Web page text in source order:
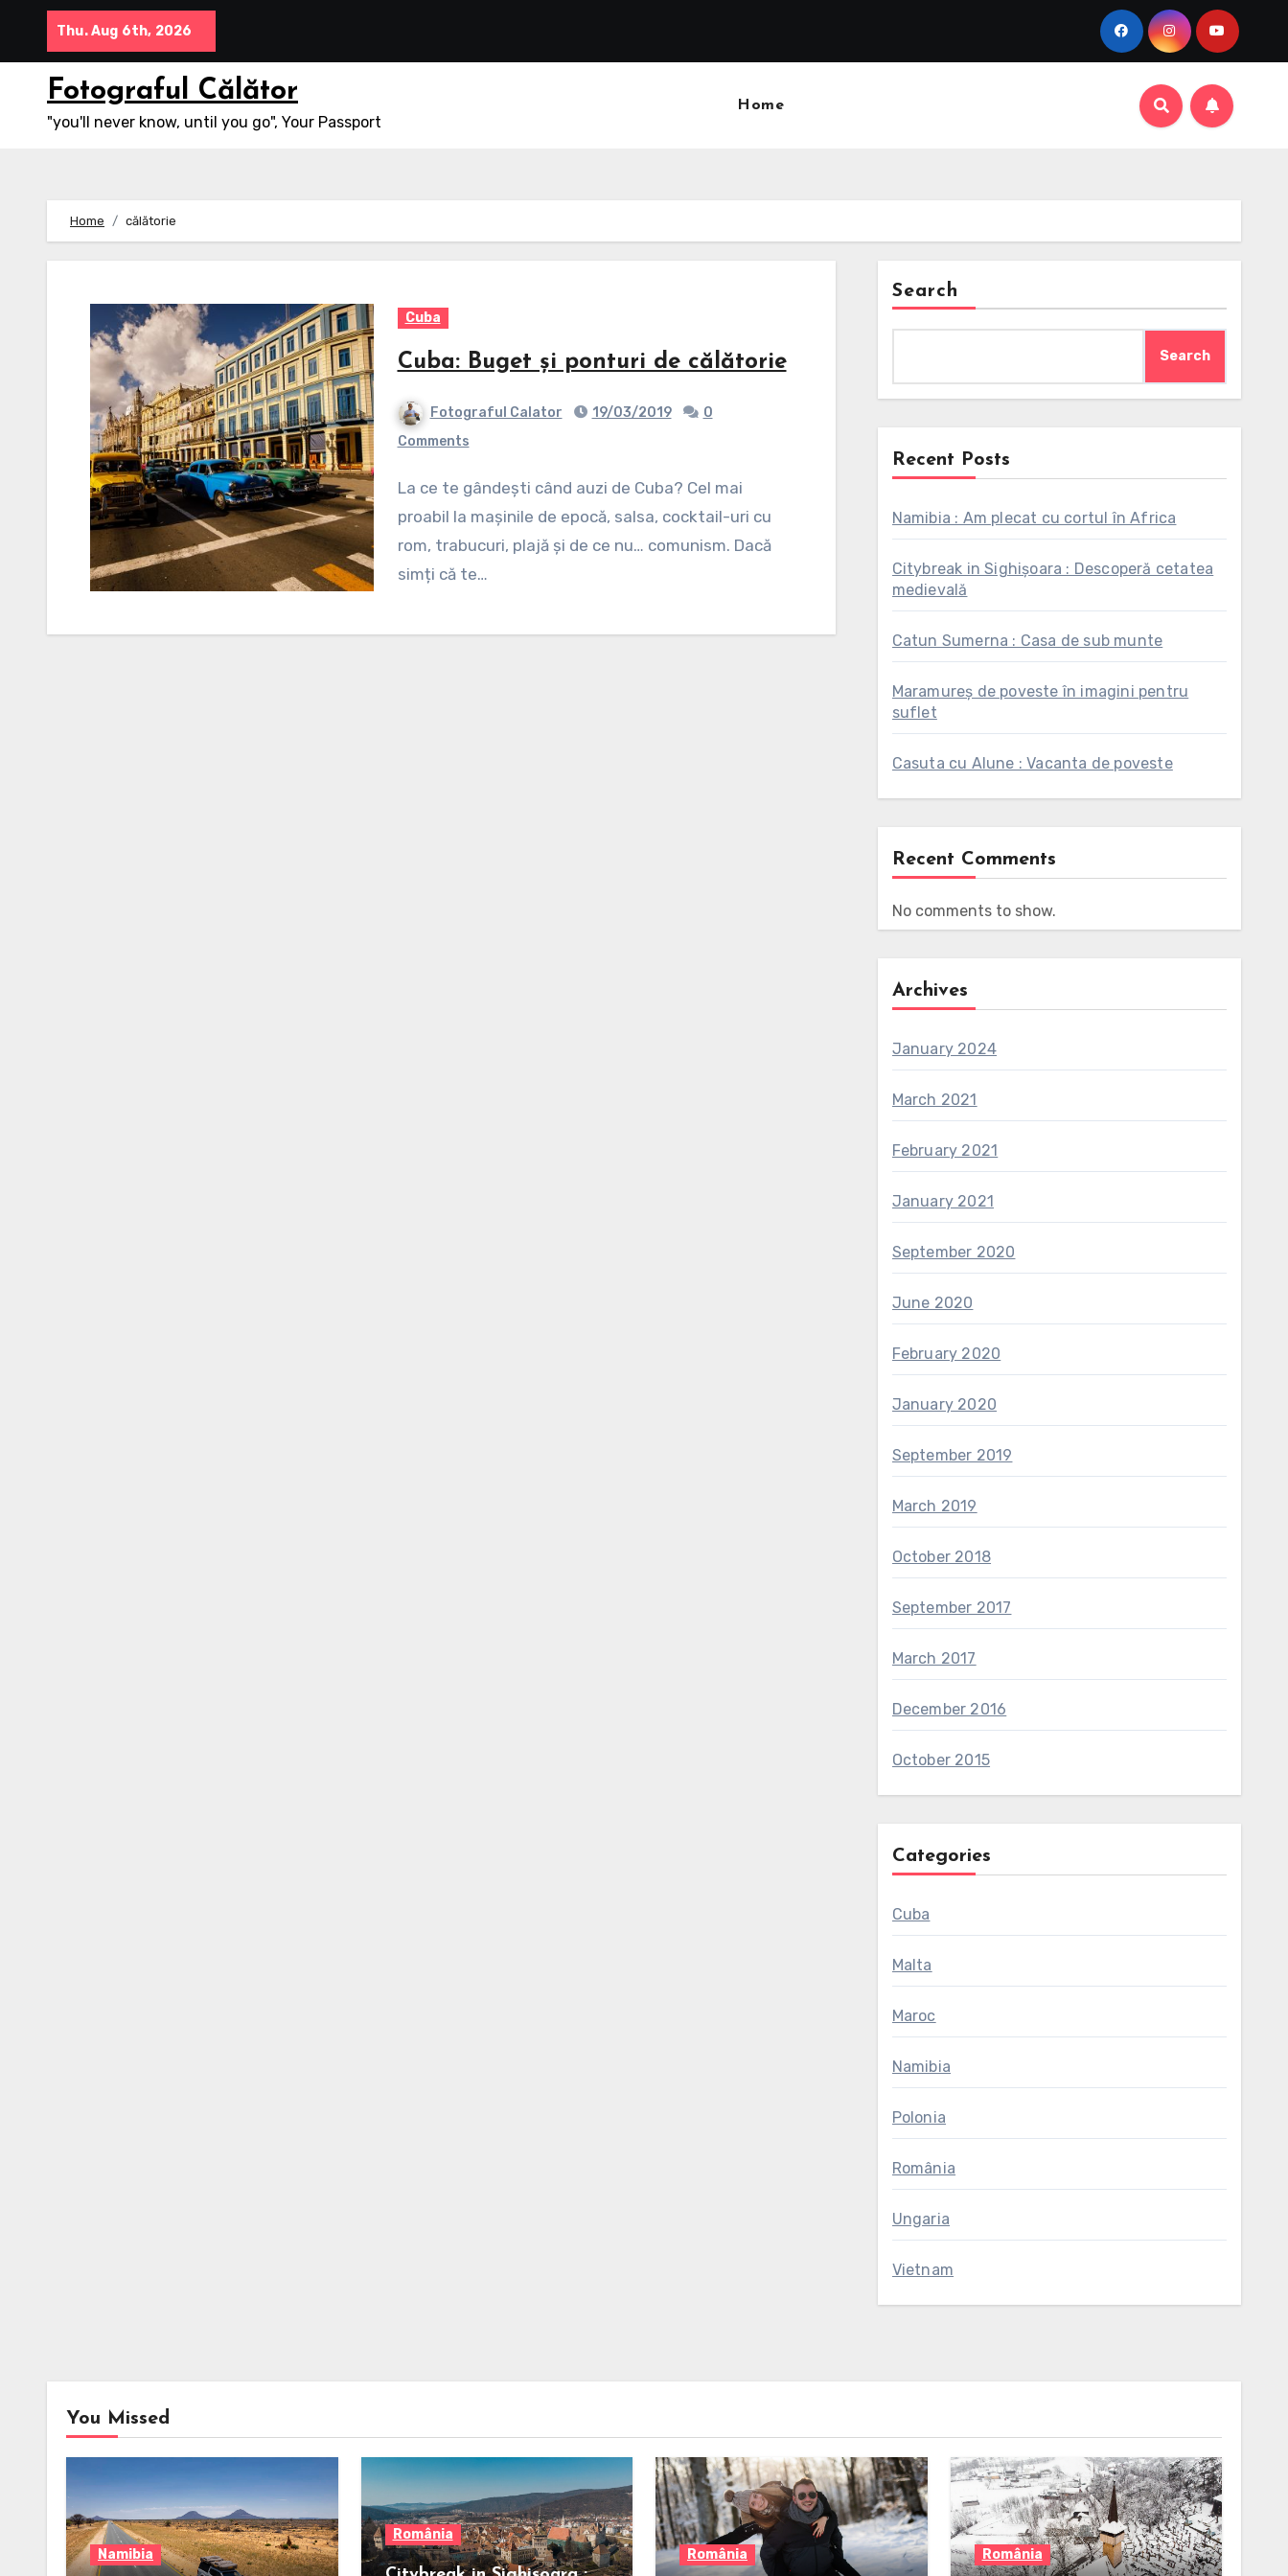
content
Thu. Aug 6th, 2026
Fotograful Călător
"you'll never know, until you go", Your Passport
Home
Home călătorie
Cuba
Cuba: Buget și ponturi de călătorie
Fotograful Calator 19/03/2019
0
Comments
La ce te gândești când auzi de Cuba? Cel mai
proabil la mașinile de epocă, salsa, cocktail-uri cu
rom, trabucuri, plajă și de ce nu… comunism. Dacă
simți că te…
Search
Search
Recent Posts
Namibia : Am plecat cu cortul în Africa
Citybreak in Sighișoara : Descoperă cetatea
medievală
Catun Sumerna : Casa de sub munte
Maramureș de poveste în imagini pentru
suflet
Casuta cu Alune : Vacanta de poveste
Recent Comments
No comments to show.
Archives
January 2024
March 2021
February 2021
January 2021
September 2020
June 2020
February 2020
January 2020
September 2019
March 2019
October 2018
September 2017
March 2017
December 2016
October 2015
Categories
Cuba
Malta
Maroc
Namibia
Polonia
România
Ungaria
Vietnam
You Missed
Namibia
România
România România